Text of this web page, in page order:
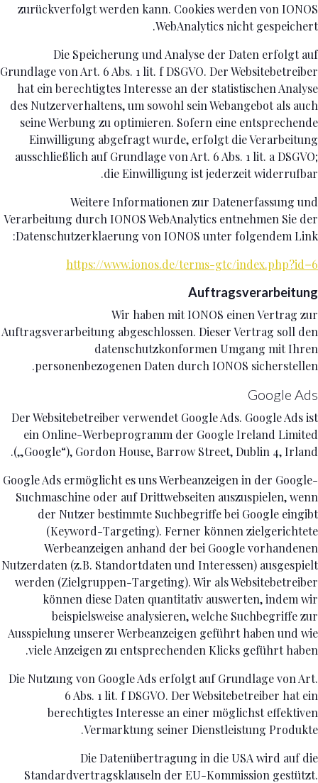
zurückverfolgt werden kann. Cookies werden von IONOS
WebAnalytics nicht gespeichert.
Die Speicherung und Analyse der Daten erfolgt auf
Grundlage von Art. 6 Abs. 1 lit. f DSGVO. Der Websitebetreiber
hat ein berechtigtes Interesse an der statistischen Analyse
des Nutzerverhaltens, um sowohl sein Webangebot als auch
seine Werbung zu optimieren. Sofern eine entsprechende
Einwilligung abgefragt wurde, erfolgt die Verarbeitung
ausschließlich auf Grundlage von Art. 6 Abs. 1 lit. a DSGVO;
die Einwilligung ist jederzeit widerrufbar.
Weitere Informationen zur Datenerfassung und
Verarbeitung durch IONOS WebAnalytics entnehmen Sie der
Datenschutzerklaerung von IONOS unter folgendem Link:
https://www.ionos.de/terms-gtc/index.php?id=6
Auftragsverarbeitung
Wir haben mit IONOS einen Vertrag zur
Auftragsverarbeitung abgeschlossen. Dieser Vertrag soll den
datenschutzkonformen Umgang mit Ihren
personenbezogenen Daten durch IONOS sicherstellen.
Google Ads
Der Websitebetreiber verwendet Google Ads. Google Ads ist
ein Online-Werbeprogramm der Google Ireland Limited
(„Google“), Gordon House, Barrow Street, Dublin 4, Irland.
Google Ads ermöglicht es uns Werbeanzeigen in der Google-
Suchmaschine oder auf Drittwebseiten auszuspielen, wenn
der Nutzer bestimmte Suchbegriffe bei Google eingibt
(Keyword-Targeting). Ferner können zielgerichtete
Werbeanzeigen anhand der bei Google vorhandenen
Nutzerdaten (z.B. Standortdaten und Interessen) ausgespielt
werden (Zielgruppen-Targeting). Wir als Websitebetreiber
können diese Daten quantitativ auswerten, indem wir
beispielsweise analysieren, welche Suchbegriffe zur
Ausspielung unserer Werbeanzeigen geführt haben und wie
viele Anzeigen zu entsprechenden Klicks geführt haben.
Die Nutzung von Google Ads erfolgt auf Grundlage von Art.
6 Abs. 1 lit. f DSGVO. Der Websitebetreiber hat ein
berechtigtes Interesse an einer möglichst effektiven
Vermarktung seiner Dienstleistung Produkte.
Die Datenübertragung in die USA wird auf die
Standardvertragsklauseln der EU-Kommission gestützt.